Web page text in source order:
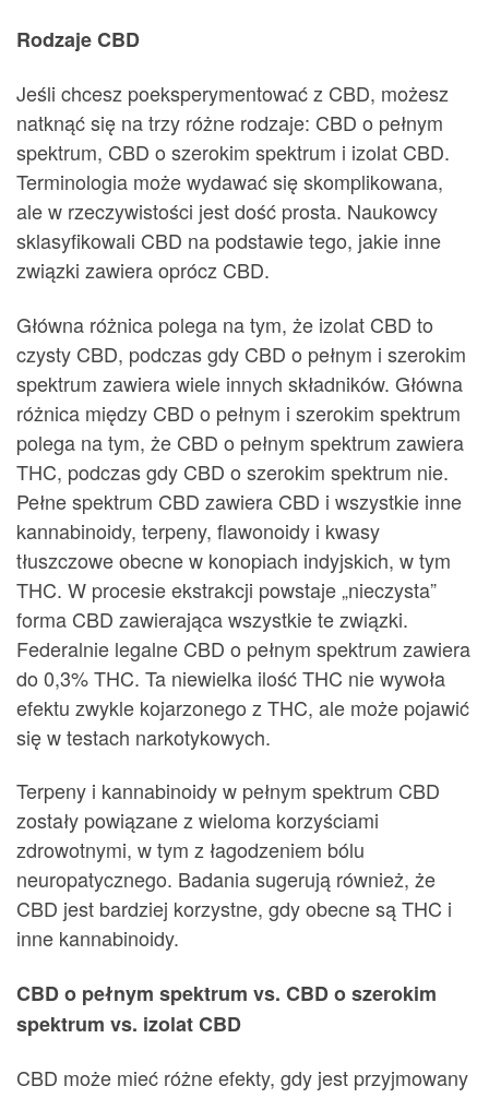
Rodzaje CBD
Jeśli chcesz poeksperymentować z CBD, możesz
natknąć się na trzy różne rodzaje: CBD o pełnym
spektrum, CBD o szerokim spektrum i izolat CBD.
Terminologia może wydawać się skomplikowana,
ale w rzeczywistości jest dość prosta. Naukowcy
sklasyfikowali CBD na podstawie tego, jakie inne
związki zawiera oprócz CBD.
Główna różnica polega na tym, że izolat CBD to
czysty CBD, podczas gdy CBD o pełnym i szerokim
spektrum zawiera wiele innych składników. Główna
różnica między CBD o pełnym i szerokim spektrum
polega na tym, że CBD o pełnym spektrum zawiera
THC, podczas gdy CBD o szerokim spektrum nie.
Pełne spektrum CBD zawiera CBD i wszystkie inne
kannabinoidy, terpeny, flawonoidy i kwasy
tłuszczowe obecne w konopiach indyjskich, w tym
THC. W procesie ekstrakcji powstaje „nieczysta”
forma CBD zawierająca wszystkie te związki.
Federalnie legalne CBD o pełnym spektrum zawiera
do 0,3% THC. Ta niewielka ilość THC nie wywoła
efektu zwykle kojarzonego z THC, ale może pojawić
się w testach narkotykowych.
Terpeny i kannabinoidy w pełnym spektrum CBD
zostały powiązane z wieloma korzyściami
zdrowotnymi, w tym z łagodzeniem bólu
neuropatycznego. Badania sugerują również, że
CBD jest bardziej korzystne, gdy obecne są THC i
inne kannabinoidy.
CBD o pełnym spektrum vs. CBD o szerokim
spektrum vs. izolat CBD
CBD może mieć różne efekty, gdy jest przyjmowany